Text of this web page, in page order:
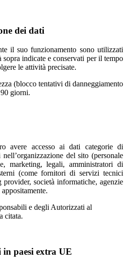
dei dati
il suo funzionamento sono utilizzati
indicate e conservati per il tempo
le attività precisate.
(blocco tentativi di danneggiamento
giorni.
avere accesso ai dati categorie di
del sito (personale
marketing, legali, amministratori di
(come fornitori di servizi tecnici
società informatiche, agenzie
e degli Autorizzati al
citata.
paesi extra UE